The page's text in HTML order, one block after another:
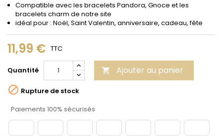
Compatible avec les bracelets Pandora, Gnoce et les
bracelets charm de notre site
idéal pour : Noël, Saint Valentin, anniversaire, cadeau, fête
11,99 € TTC
Quantité  Ajouter au panier
 Rupture de stock
Paiements 100% sécurisés